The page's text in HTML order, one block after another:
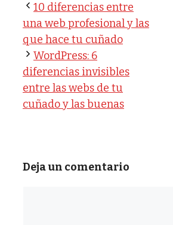
10 diferencias entre
una web profesional y las
que hace tu cuñado
WordPress: 6
diferencias invisibles
entre las webs de tu
cuñado y las buenas
Deja un comentario